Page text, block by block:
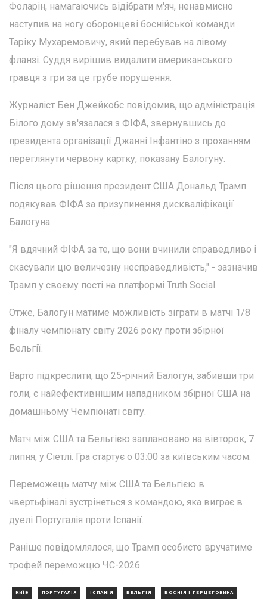
Фоларін, намагаючись відібрати м'яч, ненавмисно
наступив на ногу оборонцеві боснійської команди
Таріку Мухаремовичу, який перебував на лівому
фланзі. Суддя вирішив видалити американського
гравця з гри за це грубе порушення.
Журналіст Бен Джейкобс повідомив, що адміністрація
Білого дому зв'язалася з ФІФА, звернувшись до
президента організації Джанні Інфантіно з проханням
переглянути червону картку, показану Балогуну.
Після цього рішення президент США Дональд Трамп
подякував ФІФА за призупинення дискваліфікації
Балогуна.
"Я вдячний ФІФА за те, що вони вчинили справедливо і
скасували цю величезну несправедливість," - зазначив
Трамп у своєму пості на платформі Truth Social.
Отже, Балогун матиме можливість зіграти в матчі 1/8
фіналу чемпіонату світу 2026 року проти збірної
Бельгії.
Варто підкреслити, що 25-річний Балогун, забивши три
голи, є найефективнішим нападником збірної США на
домашньому Чемпіонаті світу.
Матч між США та Бельгією заплановано на вівторок, 7
липня, у Сіетлі. Гра стартує о 03:00 за київським часом.
Переможець матчу між США та Бельгією в
чвертьфіналі зустрінеться з командою, яка виграє в
дуелі Португалія проти Іспанії.
Раніше повідомлялося, що Трамп особисто вручатиме
трофей переможцю ЧС-2026.
КИЇВ ПОРТУГАЛІЯ ІСПАНІЯ БЕЛЬГІЯ БОСНІЯ І ГЕРЦЕГОВИНА